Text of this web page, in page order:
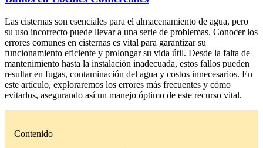
Las cisternas son esenciales para el almacenamiento de agua, pero
su uso incorrecto puede llevar a una serie de problemas. Conocer los
errores comunes en cisternas es vital para garantizar su
funcionamiento eficiente y prolongar su vida útil. Desde la falta de
mantenimiento hasta la instalación inadecuada, estos fallos pueden
resultar en fugas, contaminación del agua y costos innecesarios. En
este artículo, exploraremos los errores más frecuentes y cómo
evitarlos, asegurando así un manejo óptimo de este recurso vital.
Contenido